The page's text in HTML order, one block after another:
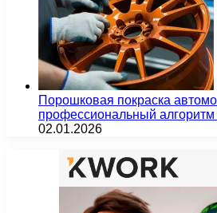
Порошковая покраска
профессиональный
02.01.2026